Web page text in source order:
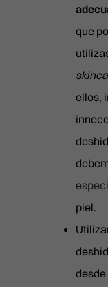
que
ellos,
piel.